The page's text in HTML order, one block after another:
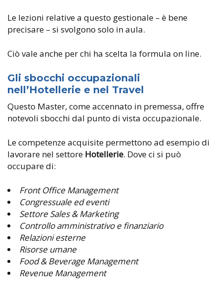
Le lezioni relative a questo gestionale – è bene
precisare – si svolgono solo in aula.
Ciò vale anche per chi ha scelta la formula on line.
Gli sbocchi occupazionali
nell’Hotellerie e nel Travel
Questo Master, come accennato in premessa, offre
notevoli sbocchi dal punto di vista occupazionale.
Le competenze acquisite permettono ad esempio di
lavorare nel settore Hotellerie. Dove ci si può
occupare di:
Front Office Management
Congressuale ed eventi
Settore Sales & Marketing
Controllo amministrativo e finanziario
Relazioni esterne
Risorse umane
Food & Beverage Management
Revenue Management